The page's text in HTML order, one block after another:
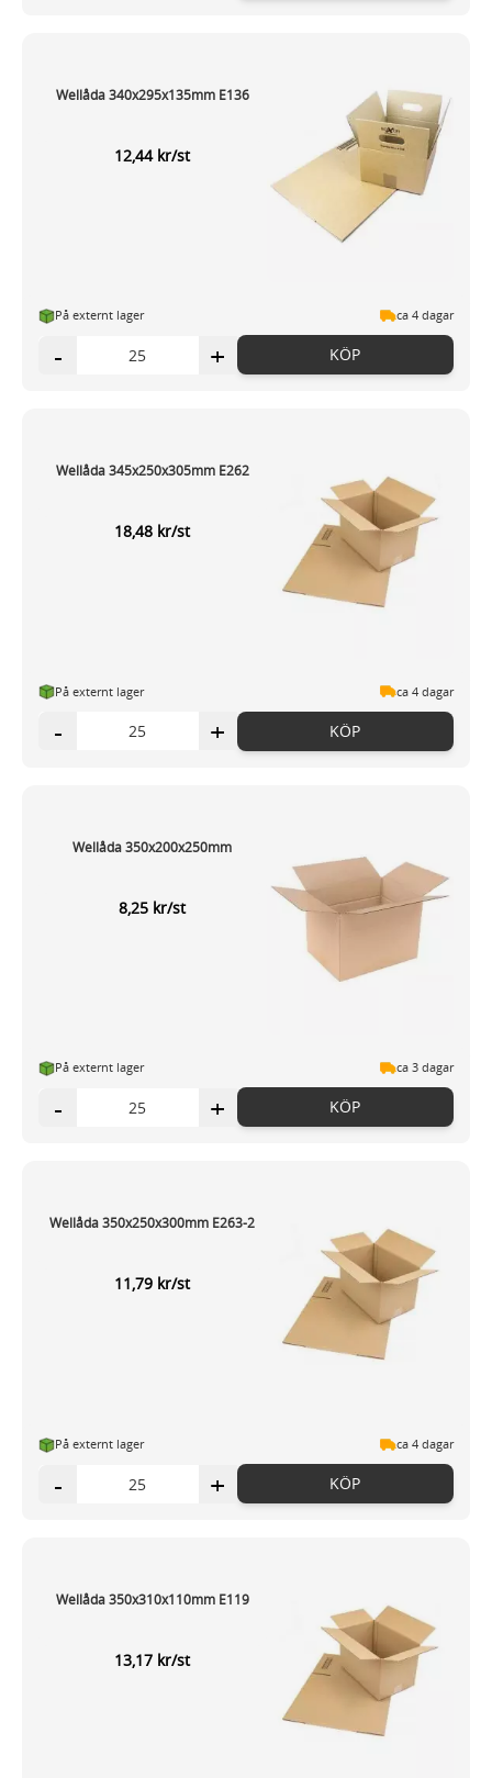
Wellåda 340x295x135mm E136
12,44 kr/st
På externt lager ca 4 dagar
- + KÖP
Wellåda 345x250x305mm E262
18,48 kr/st
På externt lager ca 4 dagar
- + KÖP
Wellåda 350x200x250mm
8,25 kr/st
På externt lager ca 3 dagar
- + KÖP
Wellåda 350x250x300mm E263-2
11,79 kr/st
På externt lager ca 4 dagar
- + KÖP
Wellåda 350x310x110mm E119
13,17 kr/st